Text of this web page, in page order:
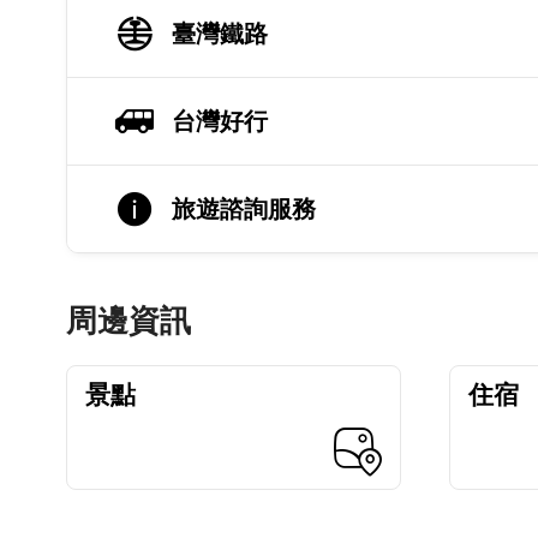
臺灣鐵路
台灣好行
旅遊諮詢服務
周邊資訊
景點 住宿